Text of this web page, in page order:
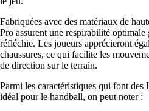
Fabriquées avec des matériaux de
Pro assurent une respirabilité optimale
réfléchie. Les joueurs apprécieront
chaussures, ce qui facilite les
de direction sur le terrain.
Parmi les caractéristiques qui font
idéal pour le handball, on peut noter :